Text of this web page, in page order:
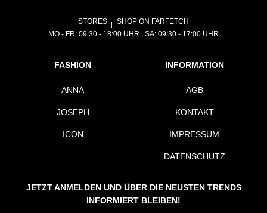
STORES
SHOP ON FARFETCH
MO - FR: 09:30 - 18:00 UHR | SA: 09:30 - 17:00 UHR
FASHION
ANNA
JOSEPH
ICON
INFORMATION
AGB
KONTAKT
IMPRESSUM
DATENSCHUTZ
JETZT ANMELDEN UND ÜBER DIE NEUSTEN TRENDS
INFORMIERT BLEIBEN!